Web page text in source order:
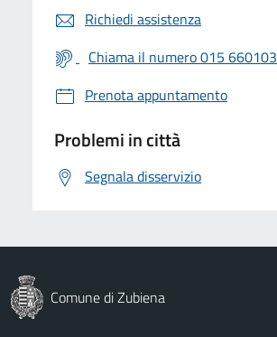
Richiedi assistenza
Chiama il numero 015 660103
Prenota appuntamento
Problemi in città
Segnala disservizio
Comune di Zubiena